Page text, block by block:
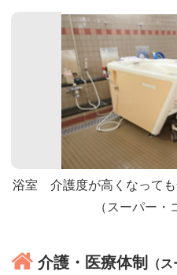
浴室 介護度が高くなって
（スーパー・
介護・医療体制 （